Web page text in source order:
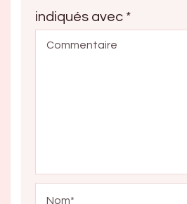
indiqués avec *